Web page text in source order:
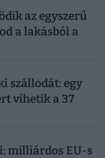
az egyszerű
a lakásból a
szállodát: egy
vihetik a 37
milliárdos EU-s